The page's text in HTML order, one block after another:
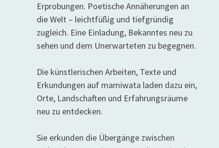
Erprobungen. Poetische Annäherungen an
die Welt – leichtfüßig und tiefgründig
zugleich. Eine Einladung, Bekanntes neu zu
sehen und dem Unerwarteten zu begegnen.
Die künstlerischen Arbeiten, Texte und
Erkundungen auf mamiwata laden dazu ein,
Orte, Landschaften und Erfahrungsräume
neu zu entdecken.
Sie erkunden die Übergänge zwischen